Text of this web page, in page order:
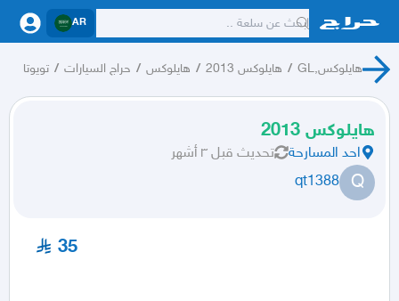
AR
هايلوكس,GL / هايلوكس 2013 / هايلوكس / حراج السيارات / تويوتا
هايلوكس 2013
احد المسارحة تحديث قبل ٣ أشهر
Q
qt1388
35